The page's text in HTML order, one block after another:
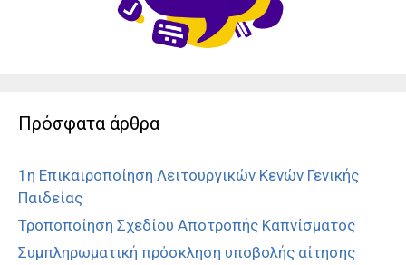
Πρόσφατα άρθρα
1η Επικαιροποίηση Λειτουργικών Κενών Γενικής
Παιδείας
Τροποποίηση Σχεδίου Αποτροπής Καπνίσματος
Συμπληρωματική πρόσκληση υποβολής αίτησης